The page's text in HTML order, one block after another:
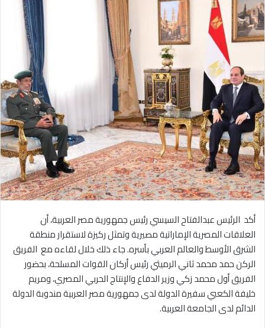
أكد الرئيس عبدالفتاح السيسي رئيس جمهورية مصر العربية، أن
العلاقات المصرية الإماراتية مصيرية وتمثل ركيزة لاستقرار منطقة
الشرق الأوسط والعالم العربي بأسره. جاء ذلك خلال لقاءه مع الفريق
الركن حمد محمد ثاني الرميثي رئيس أركان القوات المسلحة، بحضور
الفريق أول محمد زكي وزير الدفاع والإنتاج الحربي المصري، ومريم
خليفة الكعبي سفيرة الدولة لدى جمهورية مصر العربية مندوبة الدولة
الدائم لدى الجامعة العربية.